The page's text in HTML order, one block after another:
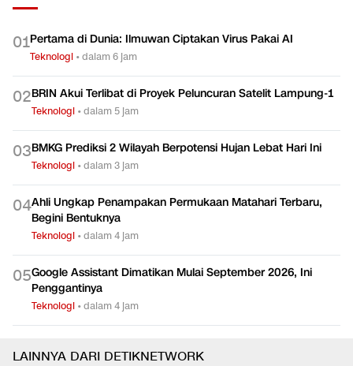
01Pertama di Dunia: Ilmuwan Ciptakan Virus Pakai AI
Teknologi •dalam 6 jam
02BRIN Akui Terlibat di Proyek Peluncuran Satelit Lampung-1
Teknologi •dalam 5 jam
03BMKG Prediksi 2 Wilayah Berpotensi Hujan Lebat Hari Ini
Teknologi •dalam 3 jam
04Ahli Ungkap Penampakan Permukaan Matahari Terbaru,
Begini Bentuknya
Teknologi •dalam 4 jam
05Google Assistant Dimatikan Mulai September 2026, Ini
Penggantinya
Teknologi •dalam 4 jam
LAINNYA DARI DETIKNETWORK